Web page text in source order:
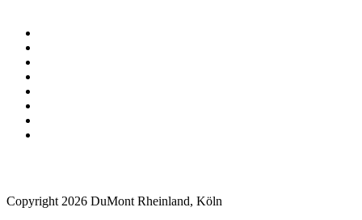
Copyright 2026 DuMont Rheinland, Köln